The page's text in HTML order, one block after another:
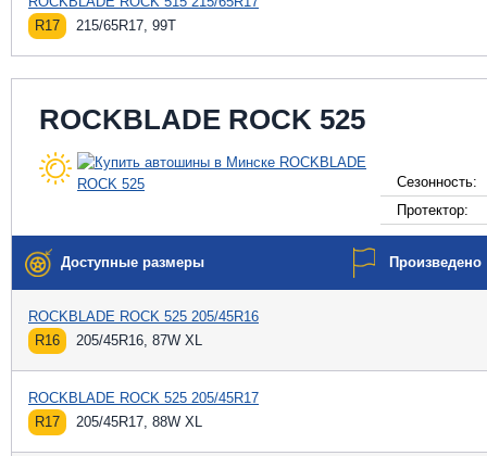
R17
215/65R17, 99T
ROCKBLADE ROCK 525
Сезонность:
Протектор:
Доступные размеры Произведено
ROCKBLADE ROCK 525 205/45R16
R16
205/45R16, 87W XL
ROCKBLADE ROCK 525 205/45R17
R17
205/45R17, 88W XL